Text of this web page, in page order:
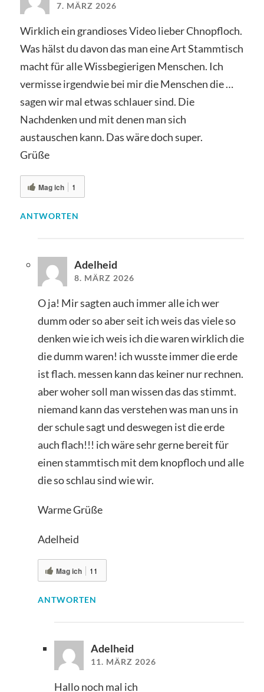
7. MÄRZ 2026
Wirklich ein grandioses Video lieber Chnopfloch.
Was hälst du davon das man eine Art Stammtisch
macht für alle Wissbegierigen Menschen. Ich
vermisse irgendwie bei mir die Menschen die …
sagen wir mal etwas schlauer sind. Die
Nachdenken und mit denen man sich
austauschen kann. Das wäre doch super.
Grüße
Mag ich 1
ANTWORTEN
Adelheid
8. MÄRZ 2026
O ja! Mir sagten auch immer alle ich wer
dumm oder so aber seit ich weis das viele so
denken wie ich weis ich die waren wirklich die
die dumm waren! ich wusste immer die erde
ist flach. messen kann das keiner nur rechnen.
aber woher soll man wissen das das stimmt.
niemand kann das verstehen was man uns in
der schule sagt und deswegen ist die erde
auch flach!!! ich wäre sehr gerne bereit für
einen stammtisch mit dem knopfloch und alle
die so schlau sind wie wir.
Warme Grüße
Adelheid
Mag ich 11
ANTWORTEN
Adelheid
11. MÄRZ 2026
Hallo noch mal ich